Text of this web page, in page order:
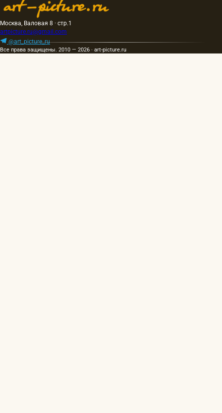
Москва, Валовая 8 · стр.1
artpicture.ru@gmail.com
@art_picture_ru
Все права защищены. 2010 — 2026 · art-picture.ru